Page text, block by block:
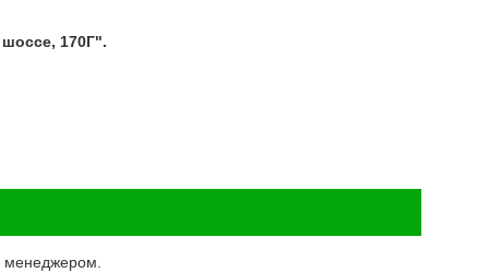
170Г".
менеджером.